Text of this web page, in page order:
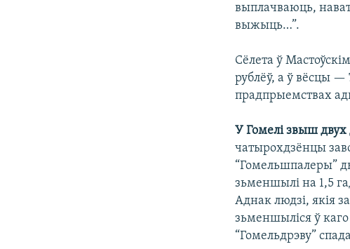
выплачваюць,
выжыць…”.
Сёлета ў
рублёў, а ў вёсцы —
прадпрыемствах
У Гомелі звыш
чатырохдзёнцы
“Гомельшпалеры”
зьменшылі на 1,5
Аднак людзі, якія
зьменшыліся ў
“Гомельдрэву”